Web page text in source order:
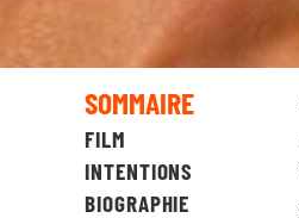
SOMMAIRE
FILM
INTENTIONS
BIOGRAPHIE